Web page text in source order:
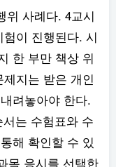
위 사례다. 4교시
이 진행된다. 시
한 부만 책상 위
지는 받은 개인
려놓아야 한다.
는 수험표와 수
해 확인할 수 있
목 응시를 선택한